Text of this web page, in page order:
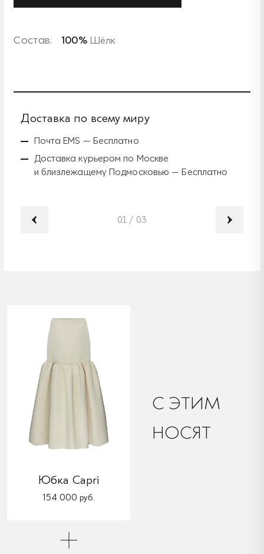
Состав: 100%Шёлк
Доставка по всему миру
Почта EMS — Бесплатно
Доставка курьером по Москве
и близлежащему Подмосковью — Бесплатно
01 / 03
C ЭТИМ
НОСЯТ
Юбка Capri
154 000 руб.